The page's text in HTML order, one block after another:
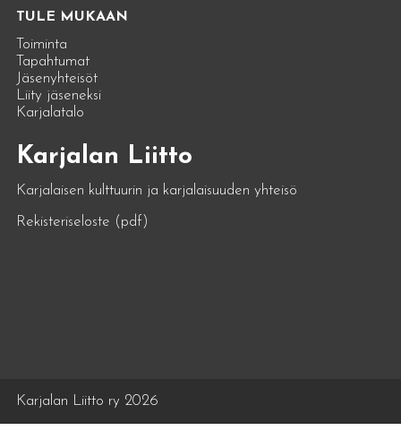
TULE MUKAAN
Toiminta
Tapahtumat
Jäsenyhteisöt
Liity jäseneksi
Karjalatalo
Karjalan Liitto
Karjalaisen kulttuurin ja karjalaisuuden yhteisö
Rekisteriseloste (pdf)
Karjalan Liitto ry 2026